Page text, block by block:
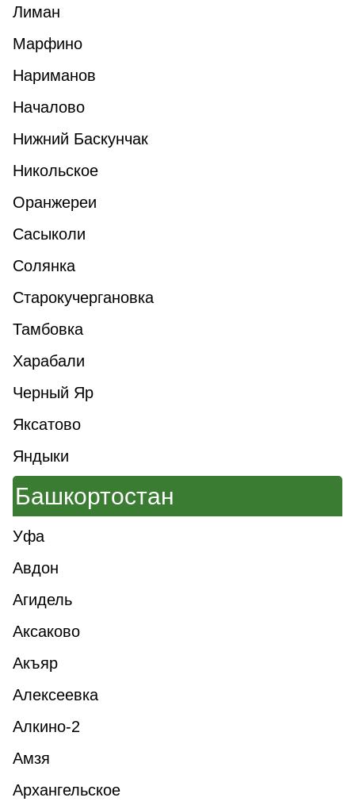
Лиман
Марфино
Нариманов
Началово
Нижний Баскунчак
Никольское
Оранжереи
Сасыколи
Солянка
Старокучергановка
Тамбовка
Харабали
Черный Яр
Яксатово
Яндыки
Башкортостан
Уфа
Авдон
Агидель
Аксаково
Акъяр
Алексеевка
Алкино-2
Амзя
Архангельское